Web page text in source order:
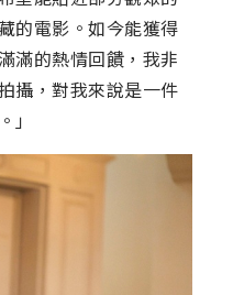
的電影。如今能獲得
滿的熱情回饋，我非
攝，對我來說是一件
」